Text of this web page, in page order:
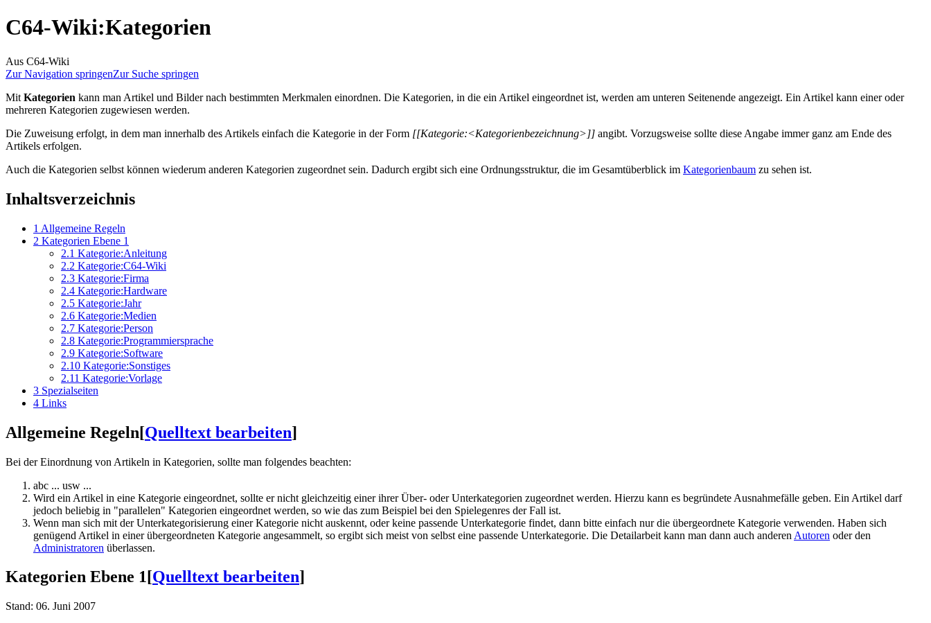
C64-Wiki:Kategorien
Aus C64-Wiki
Zur Navigation springenZur Suche springen
Mit Kategorien kann man Artikel und Bilder nach bestimmten Merkmalen einordnen. Die Kategorien, in die ein Artikel eingeordnet ist, werden am unteren Seitenende angezeigt. Ein Artikel kann einer oder
mehreren Kategorien zugewiesen werden.
Die Zuweisung erfolgt, in dem man innerhalb des Artikels einfach die Kategorie in der Form [[Kategorie:<Kategorienbezeichnung>]] angibt. Vorzugsweise sollte diese Angabe immer ganz am Ende des
Artikels erfolgen.
Auch die Kategorien selbst können wiederum anderen Kategorien zugeordnet sein. Dadurch ergibt sich eine Ordnungsstruktur, die im Gesamtüberblick im Kategorienbaum zu sehen ist.
Inhaltsverzeichnis
1 Allgemeine Regeln
2 Kategorien Ebene 1
2.1 Kategorie:Anleitung
2.2 Kategorie:C64-Wiki
2.3 Kategorie:Firma
2.4 Kategorie:Hardware
2.5 Kategorie:Jahr
2.6 Kategorie:Medien
2.7 Kategorie:Person
2.8 Kategorie:Programmiersprache
2.9 Kategorie:Software
2.10 Kategorie:Sonstiges
2.11 Kategorie:Vorlage
3 Spezialseiten
4 Links
Allgemeine Regeln[Quelltext bearbeiten]
Bei der Einordnung von Artikeln in Kategorien, sollte man folgendes beachten:
abc ... usw ...
Wird ein Artikel in eine Kategorie eingeordnet, sollte er nicht gleichzeitig einer ihrer Über- oder Unterkategorien zugeordnet werden. Hierzu kann es begründete Ausnahmefälle geben. Ein Artikel darf
jedoch beliebig in "parallelen" Kategorien eingeordnet werden, so wie das zum Beispiel bei den Spielegenres der Fall ist.
Wenn man sich mit der Unterkategorisierung einer Kategorie nicht auskennt, oder keine passende Unterkategorie findet, dann bitte einfach nur die übergeordnete Kategorie verwenden. Haben sich
genügend Artikel in einer übergeordneten Kategorie angesammelt, so ergibt sich meist von selbst eine passende Unterkategorie. Die Detailarbeit kann man dann auch anderen Autoren oder den
Administratoren überlassen.
Kategorien Ebene 1[Quelltext bearbeiten]
Stand: 06. Juni 2007